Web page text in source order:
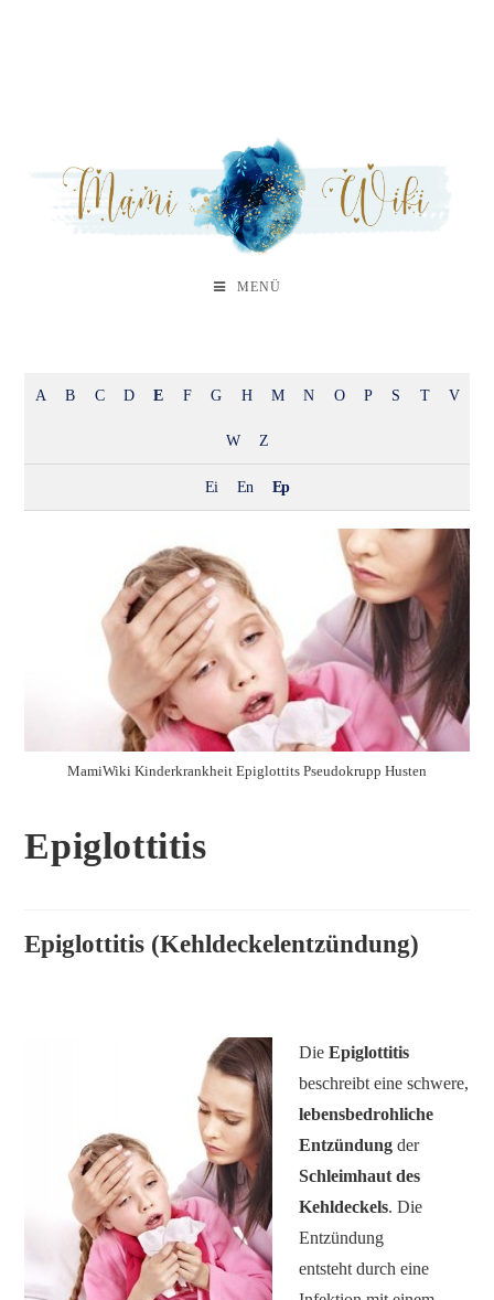
MENÜ
A B C D E F G H M N O P S T V
W Z
Ei En Ep
MamiWiki Kinderkrankheit Epiglottits Pseudokrupp Husten
Epiglottitis
Epiglottitis (Kehldeckelentzündung)
DieEpiglottitis
beschreibt eine schwere,
lebensbedrohliche
Entzündung der
Schleimhaut des
Kehldeckels. Die
Entzündung
entsteht durch eine